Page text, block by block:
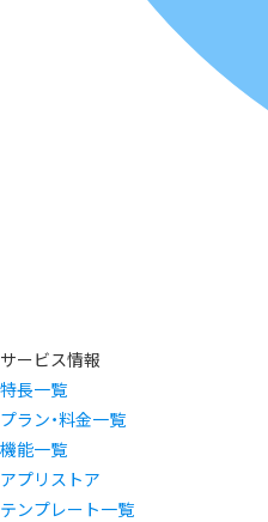
サービス情報
特長一覧
プラン・料金一覧
機能一覧
アプリストア
テンプレート一覧